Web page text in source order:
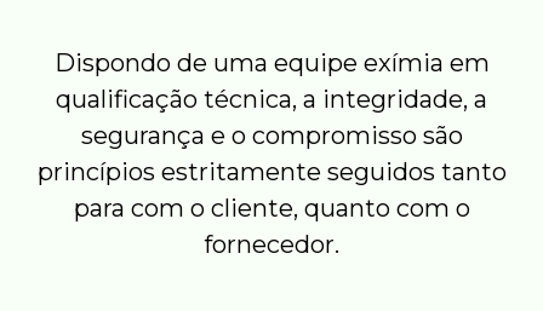
Dispondo de uma equipe exímia em
qualificação técnica, a integridade, a
segurança e o compromisso são
princípios estritamente seguidos tanto
para com o cliente, quanto com o
fornecedor.